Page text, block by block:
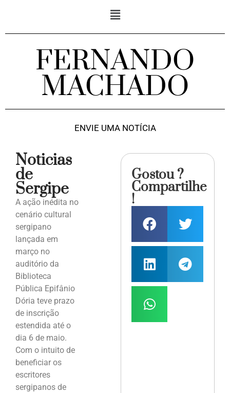
FERNANDO
MACHADO
ENVIE UMA NOTÍCIA
Noticias
de
Sergipe
A ação inédita no
cenário cultural
sergipano
lançada em
março no
auditório da
Biblioteca
Pública Epifânio
Dória teve prazo
de inscrição
estendida até o
dia 6 de maio.
Com o intuito de
beneficiar os
escritores
sergipanos de
Gostou ?
Compartilhe
!